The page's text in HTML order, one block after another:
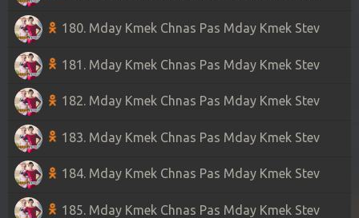
180. Mday Kmek Chnas Pas Mday Kmek Stev
181. Mday Kmek Chnas Pas Mday Kmek Stev
182. Mday Kmek Chnas Pas Mday Kmek Stev
183. Mday Kmek Chnas Pas Mday Kmek Stev
184. Mday Kmek Chnas Pas Mday Kmek Stev
185. Mday Kmek Chnas Pas Mday Kmek Stev